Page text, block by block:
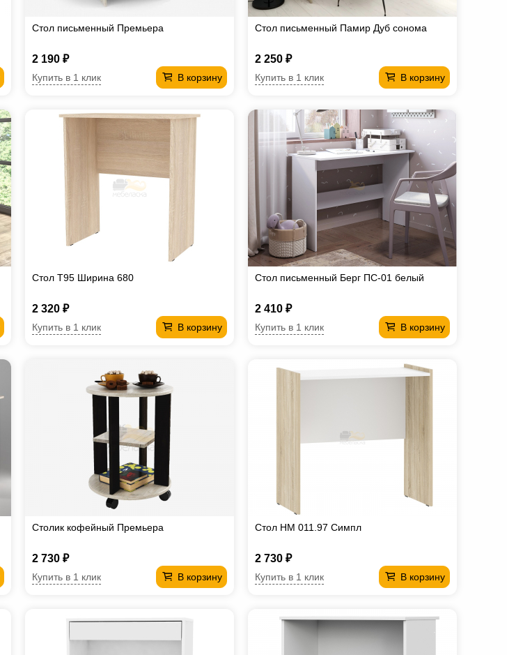
Стол письменный Премьера
2 190 ₽
В корзину
Купить в 1 клик
Стол письменный Памир Дуб сонома
2 250 ₽
В корзину
Купить в 1 клик
Стол T95 Ширина 680
2 320 ₽
В корзину
Купить в 1 клик
Стол письменный Берг ПС-01 белый
2 410 ₽
В корзину
Купить в 1 клик
Столик кофейный Премьера
2 730 ₽
В корзину
Купить в 1 клик
Стол НМ 011.97 Симпл
2 730 ₽
В корзину
Купить в 1 клик